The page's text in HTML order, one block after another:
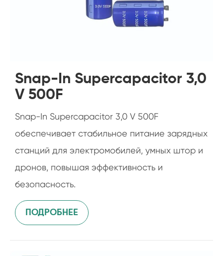
Snap-In Supercapacitor 3,0
V 500F
Snap-In Supercapacitor 3,0 V 500F
обеспечивает стабильное питание зарядных
станций для электромобилей, умных штор и
дронов, повышая эффективность и
безопасность.
ПОДРОБНЕЕ